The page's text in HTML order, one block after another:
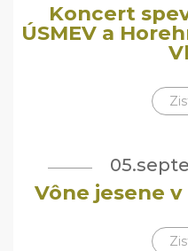
Koncert
ÚSMEV a
Vône jesene v